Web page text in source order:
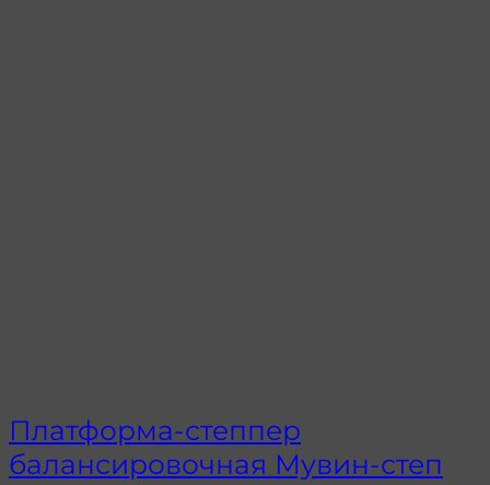
Платформа-степпер
балансировочная Мувин-степ